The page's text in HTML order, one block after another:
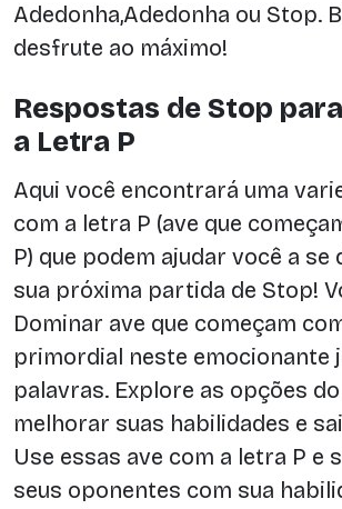
Adedonha,Adedonha ou Stop.
desfrute ao máximo!
Respostas de Stop
a Letra P
Aqui você encontrará uma
com a letra P (ave que
P) que podem ajudar você a se
sua próxima partida de Stop!
Dominar ave que começam
primordial neste emocionante
palavras. Explore as opções
melhorar suas habilidades e
Use essas ave com a letra P e
seus oponentes com sua